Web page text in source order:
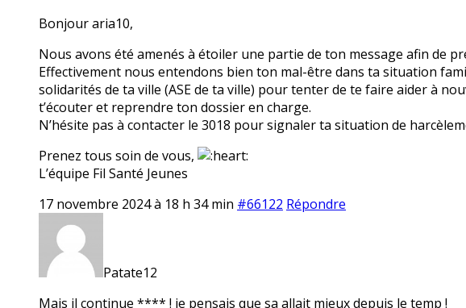
Bonjour aria10,
Nous avons été amenés à étoiler une partie de ton message afin de
Effectivement nous entendons bien ton mal-être dans ta situation
solidarités de ta ville (ASE de ta ville) pour tenter de te faire aider à
t’écouter et reprendre ton dossier en charge.
N’hésite pas à contacter le 3018 pour signaler ta situation de
Prenez tous soin de vous,
L’équipe Fil Santé Jeunes
17 novembre 2024 à 18 h 34 min #66122 Répondre
Patate12
Mais il continue **** ! je pensais que sa allait mieux depuis le temp !